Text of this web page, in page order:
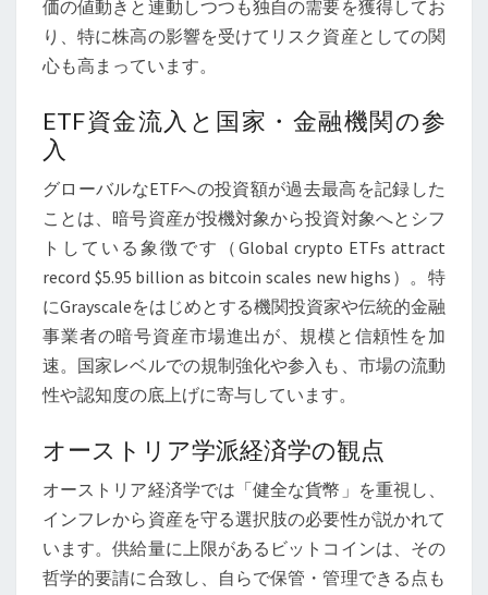
価の値動きと連動しつつも独自の需要を獲得してお
り、特に株高の影響を受けてリスク資産としての関
心も高まっています。
ETF資金流入と国家・金融機関の参
入
グローバルなETFへの投資額が過去最高を記録した
ことは、暗号資産が投機対象から投資対象へとシフ
トしている象徴です（Global crypto ETFs attract
record $5.95 billion as bitcoin scales new highs）。特
にGrayscaleをはじめとする機関投資家や伝統的金融
事業者の暗号資産市場進出が、規模と信頼性を加
速。国家レベルでの規制強化や参入も、市場の流動
性や認知度の底上げに寄与しています。
オーストリア学派経済学の観点
オーストリア経済学では「健全な貨幣」を重視し、
インフレから資産を守る選択肢の必要性が説かれて
います。供給量に上限があるビットコインは、その
哲学的要請に合致し、自らで保管・管理できる点も